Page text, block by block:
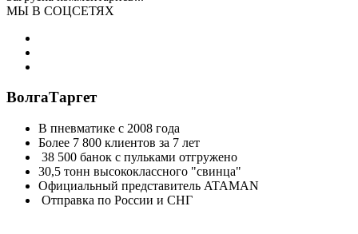
МЫ В СОЦСЕТЯХ
ВолгаТаргет
В пневматике с 2008 года
Более 7 800 клиентов за 7 лет
38 500 банок с пульками отгружено
30,5 тонн высококлассного "свинца"
Официальный представитель ATAMAN
Отправка по России и СНГ